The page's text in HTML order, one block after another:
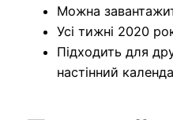
Можна
Усі тижні 2020
Підходить для
настінний